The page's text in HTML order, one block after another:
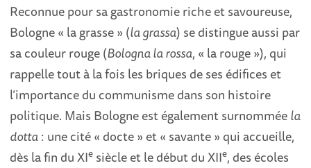
Reconnue pour sa gastronomie riche et savoureuse,
Bologne « la grasse » (la grassa) se distingue aussi par
sa couleur rouge (Bologna la rossa, « la rouge »), qui
rappelle tout à la fois les briques de ses édifices et
l’importance du communisme dans son histoire
politique. Mais Bologne est également surnomméela
dotta: une cité « docte » et « savante » qui accueille,
dès la fin du XIe siècle et le début du XIIe, des écoles